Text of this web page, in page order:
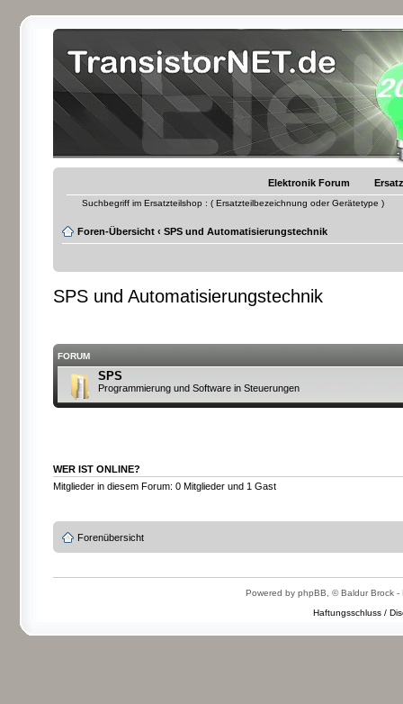
Elektronik Forum
Suchbegriff im Ersatzteilshop : ( Ersatzteilbezeichnung oder Gerätetype )
Foren-Übersicht ‹ SPS und Automatisierungstechnik
SPS und Automatisierungstechnik
FORUM
SPS
Programmierung und Software in Steuerungen
WER IST ONLINE?
Mitglieder in diesem Forum: 0 Mitglieder und 1 Gast
Forenübersicht
Powered by phpBB, © Baldur Brock -
Haftungsschluss /